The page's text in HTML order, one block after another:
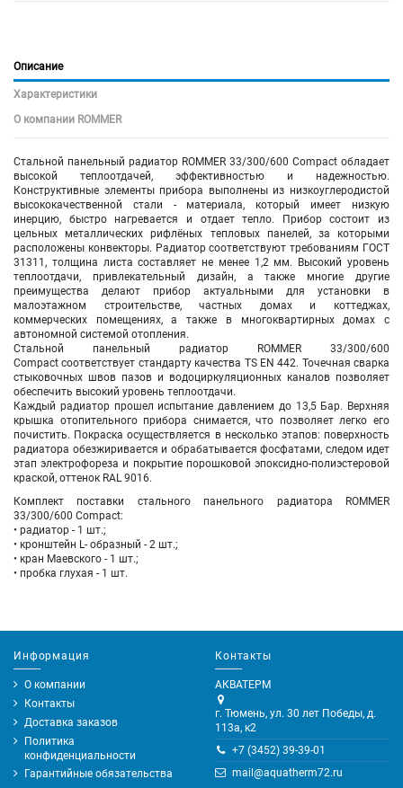
Описание
Характеристики
О компании ROMMER
Стальной панельный радиатор ROMMER 33/300/600 Compact обладает
высокой теплоотдачей, эффективностью и надежностью.
Конструктивные элементы прибора выполнены из низкоуглеродистой
высококачественной стали - материала, который имеет низкую
инерцию, быстро нагревается и отдает тепло. Прибор состоит из
цельных металлических рифлёных тепловых панелей, за которыми
расположены конвекторы. Радиатор соответствуют требованиям ГОСТ
31311, толщина листа составляет не менее 1,2 мм. Высокий уровень
теплоотдачи, привлекательный дизайн, а также многие другие
преимущества делают прибор актуальными для установки в
малоэтажном строительстве, частных домах и коттеджах,
коммерческих помещениях, а также в многоквартирных домах с
автономной системой отопления.
Стальной панельный радиатор ROMMER 33/300/600
Compact соответствует стандарту качества TS EN 442. Точечная сварка
стыковочных швов пазов и водоциркуляционных каналов позволяет
обеспечить высокий уровень теплоотдачи.
Каждый радиатор прошел испытание давлением до 13,5 Бар. Верхняя
крышка отопительного прибора снимается, что позволяет легко его
почистить. Покраска осуществляется в несколько этапов: поверхность
радиатора обезжиривается и обрабатывается фосфатами, следом идет
этап электрофореза и покрытие порошковой эпоксидно-полиэстеровой
краской, оттенок RAL 9016.
Комплект поставки стального панельного радиатора ROMMER
33/300/600 Compact:
• радиатор - 1 шт.;
• кронштейн L- образный - 2 шт.;
• кран Маевского - 1 шт.;
• пробка глухая - 1 шт.
Информация
О компании
Контакты
Доставка заказов
Политика
конфиденциальности
Гарантийные обязательства
Контакты
АКВАТЕРМ
г. Тюмень, ул. 30 лет Победы, д.
113а, к2
+7 (3452) 39-39-01
mail@aquatherm72.ru